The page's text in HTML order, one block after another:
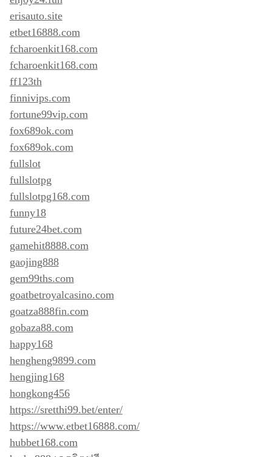
erisauto.site
etbet16888.com
fcharoenkit168.com
fcharoenkit168.com
ff123th
finnivips.com
fortune99vip.com
fox689ok.com
fox689ok.com
fullslot
fullslotpg
fullslotpg168.com
funny18
future24bet.com
gamehit8888.com
gaojing888
gem99ths.com
goatbetroyalcasino.com
goatza888fin.com
gobaza88.com
happy168
hengheng9899.com
hengjing168
hongkong456
https://sretthi99.bet/enter/
https://www.etbet16888.com/
hubbet168.com